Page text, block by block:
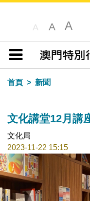
A A A
目錄
首頁
新聞
文化講堂12月講
文化局
2023-11-22 15:15